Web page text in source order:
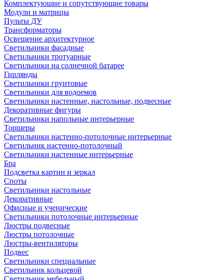
Комплектующие и сопутствующие товары
Модули и матрицы
Пульты ДУ
Трансформаторы
Освещение архитектурное
Светильники фасадные
Светильники тротуарные
Светильники на солнечной батарее
Гирлянды
Светильники грунтовые
Светильники для водоемов
Светильники настенные, настольные, подвесные
Декоративные фигуры
Светильники напольные интерьерные
Торшеры
Светильники настенно-потолочные интерьерные
Светильник настенно-потолочный
Светильники настенные интерьерные
Бра
Подсветка картин и зеркал
Споты
Светильники настольные
Декоративные
Офисные и ученические
Светильники потолочные интерьерные
Люстры подвесные
Люстры потолочные
Люстры-вентиляторы
Подвес
Светильники специальные
Светильник кольцевой